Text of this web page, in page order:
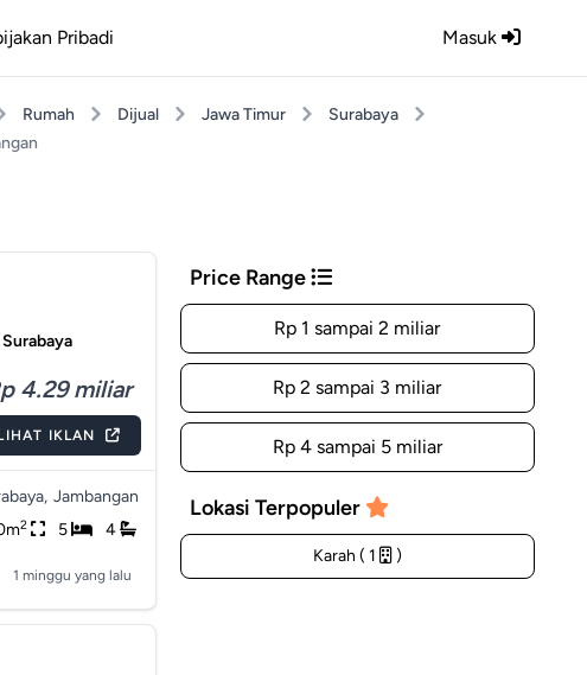
Masuk
Pribadi
Rumah Dijual Jawa Timur
Surabaya
4.29 miliar
IKLAN
Jambangan
2 5 4
1 minggu yang lalu
Price Range
Rp 1 sampai 2 miliar
Rp 2 sampai 3 miliar
Rp 4 sampai 5 miliar
Lokasi Terpopuler
Karah ( 1 )